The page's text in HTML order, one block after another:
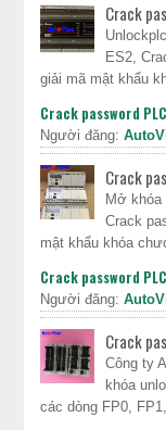
Crack
ES2,
giải mã mật khẩu
Crack password
Người đăng:
Crack
Mở
Crack
mật khẩu khóa
Crack password
Người đăng:
Crack
Công ty
khóa
các dòng FP0,